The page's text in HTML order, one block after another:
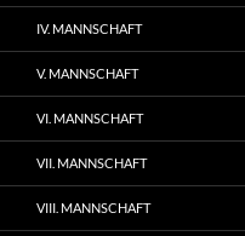
IV. MANNSCHAFT
V. MANNSCHAFT
VI. MANNSCHAFT
VII. MANNSCHAFT
VIII. MANNSCHAFT